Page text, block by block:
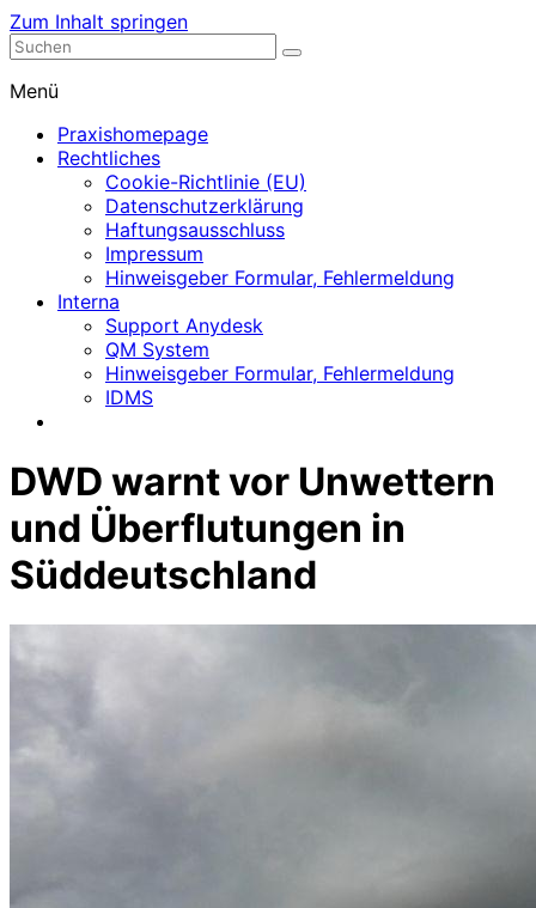
Zum Inhalt springen
Nephrologische Praxis mit Dialyse
Menü
Praxishomepage
Rechtliches
Cookie-Richtlinie (EU)
Datenschutzerklärung
Haftungsausschluss
Impressum
Hinweisgeber Formular, Fehlermeldung
Interna
Support Anydesk
QM System
Hinweisgeber Formular, Fehlermeldung
IDMS
DWD warnt vor Unwettern
und Überflutungen in
Süddeutschland